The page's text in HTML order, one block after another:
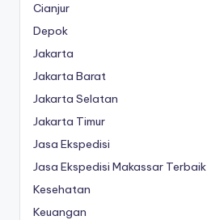
Cianjur
Depok
Jakarta
Jakarta Barat
Jakarta Selatan
Jakarta Timur
Jasa Ekspedisi
Jasa Ekspedisi Makassar Terbaik
Kesehatan
Keuangan